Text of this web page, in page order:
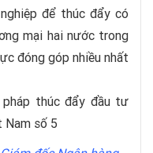
để thúc đẩy có
mại hai nước trong
đóng góp nhiều nhất